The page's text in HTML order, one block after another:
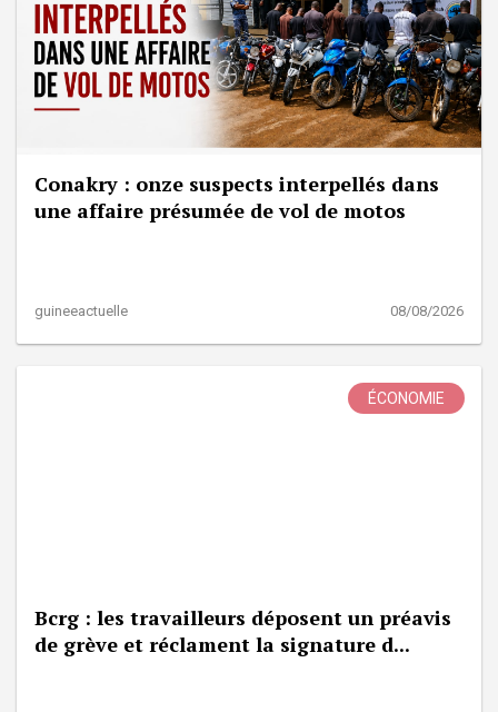
Conakry : onze suspects interpellés dans
une affaire présumée de vol de motos
guineeactuelle 08/08/2026
ÉCONOMIE
Bcrg : les travailleurs déposent un préavis
de grève et réclament la signature d...